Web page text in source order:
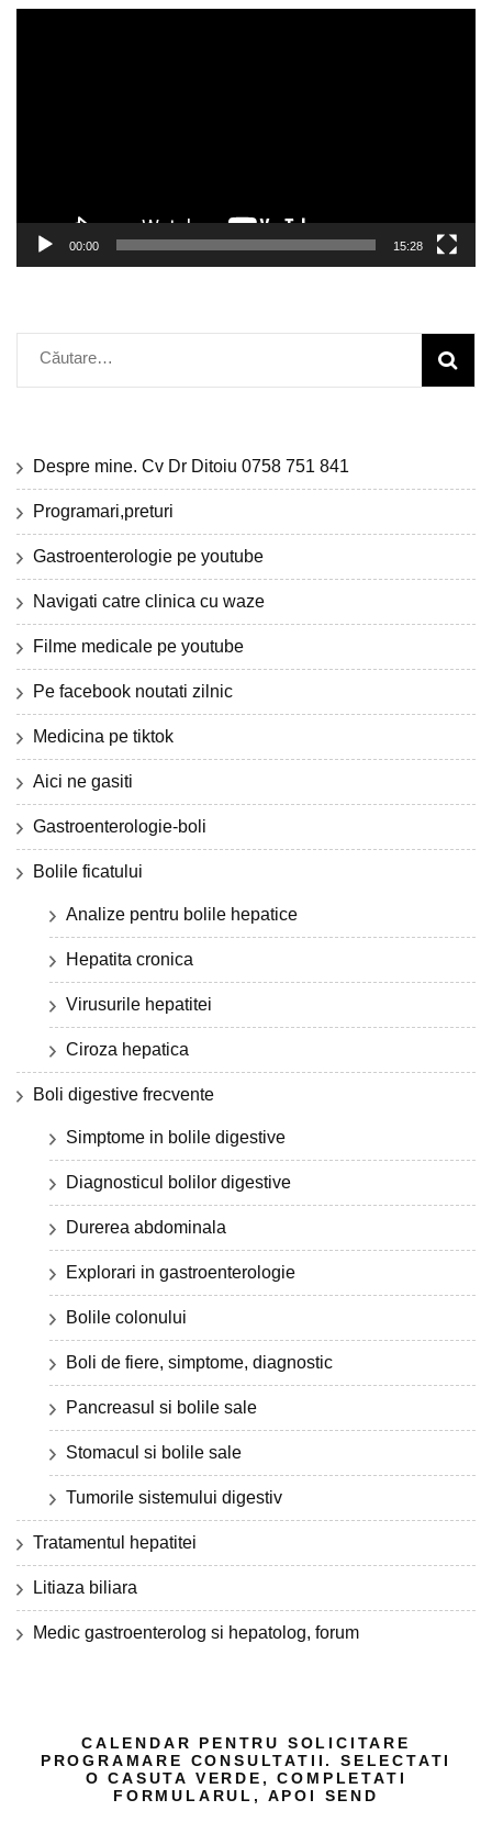
00:00 15:28
Caută
după:
Despre mine. Cv Dr Ditoiu 0758 751 841
Programari,preturi
Gastroenterologie pe youtube
Navigati catre clinica cu waze
Filme medicale pe youtube
Pe facebook noutati zilnic
Medicina pe tiktok
Aici ne gasiti
Gastroenterologie-boli
Bolile ficatului
Analize pentru bolile hepatice
Hepatita cronica
Virusurile hepatitei
Ciroza hepatica
Boli digestive frecvente
Simptome in bolile digestive
Diagnosticul bolilor digestive
Durerea abdominala
Explorari in gastroenterologie
Bolile colonului
Boli de fiere, simptome, diagnostic
Pancreasul si bolile sale
Stomacul si bolile sale
Tumorile sistemului digestiv
Tratamentul hepatitei
Litiaza biliara
Medic gastroenterolog si hepatolog, forum
CALENDAR PENTRU SOLICITARE
PROGRAMARE CONSULTATII. SELECTATI
O CASUTA VERDE, COMPLETATI
FORMULARUL, APOI SEND